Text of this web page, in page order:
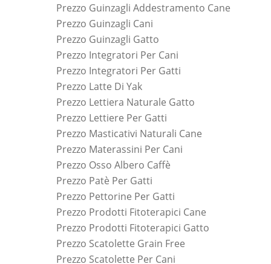
Prezzo Guinzagli Addestramento Cane
Prezzo Guinzagli Cani
Prezzo Guinzagli Gatto
Prezzo Integratori Per Cani
Prezzo Integratori Per Gatti
Prezzo Latte Di Yak
Prezzo Lettiera Naturale Gatto
Prezzo Lettiere Per Gatti
Prezzo Masticativi Naturali Cane
Prezzo Materassini Per Cani
Prezzo Osso Albero Caffè
Prezzo Patè Per Gatti
Prezzo Pettorine Per Gatti
Prezzo Prodotti Fitoterapici Cane
Prezzo Prodotti Fitoterapici Gatto
Prezzo Scatolette Grain Free
Prezzo Scatolette Per Cani